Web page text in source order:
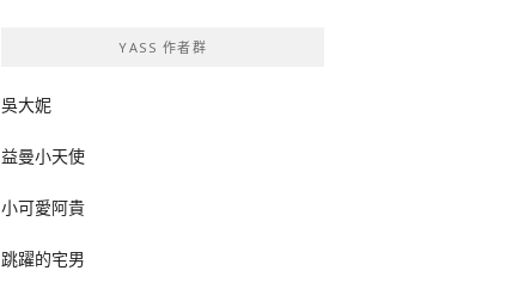
YASS 作者群
吳大妮
益曼小天使
小可愛阿貴
跳躍的宅男